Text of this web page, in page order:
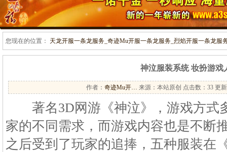
您现在的位置： 天龙开服一条龙服务_奇迹Mu开服一条龙服务_烈焰开服一条龙服
神泣服装系统 妆扮游戏
作者： 奇迹Mu开… 来源：本站原创 点击数： 33 更
著名3D网游《神泣》，游戏方式
家的不同需求，而游戏内容也是不断
之后受到了玩家的追捧，五种服装在